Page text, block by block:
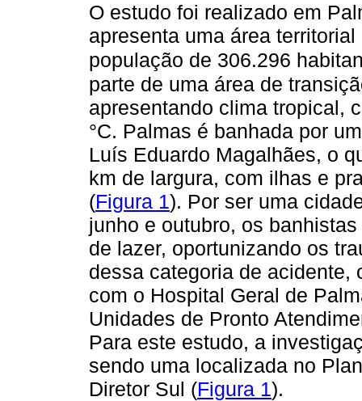
O estudo foi realizado em
apresenta uma área
população de 306.296
parte de uma área de
apresentando clima tropical,
°C. Palmas é banhada por
Luís Eduardo Magalhães, o
km de largura, com ilhas e
(Figura 1). Por ser uma
junho e outubro, os
de lazer, oportunizando os
dessa categoria de acidente,
com o Hospital Geral de
Unidades de Pronto
Para este estudo, a
sendo uma localizada no
Diretor Sul (Figura 1).